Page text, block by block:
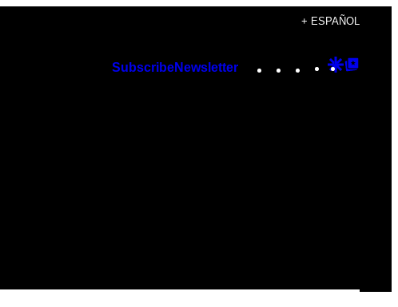
+ ESPAÑOL
SubscribeNewsletter Instagram
TikTok
YouTube
Google